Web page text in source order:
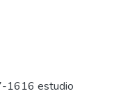
1616 estudio